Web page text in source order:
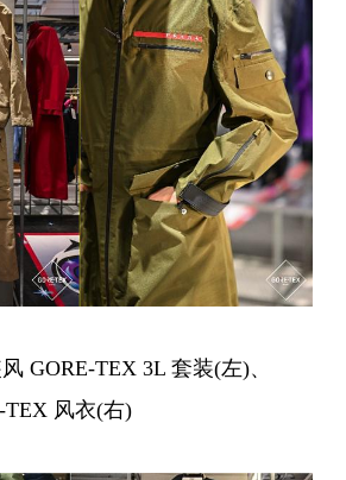
GORE-TEX 3L 套装(左)、
TEX 风衣(右)